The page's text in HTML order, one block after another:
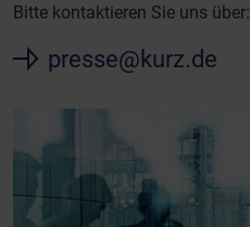
Bitte kontaktieren Sie uns über:
presse@kurz.de